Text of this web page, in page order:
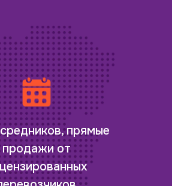
прямые
продажи от